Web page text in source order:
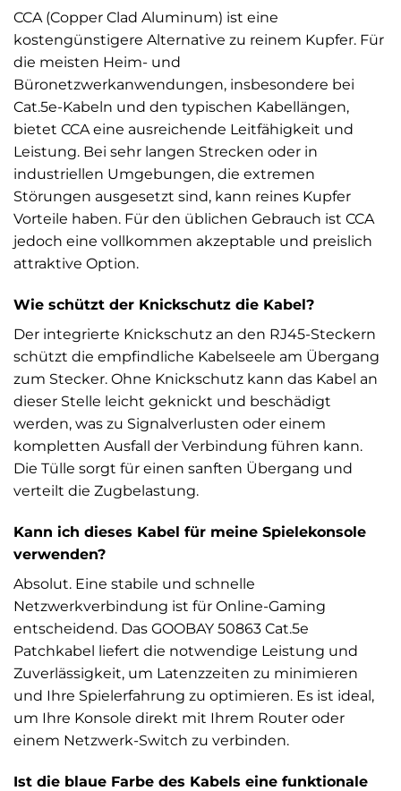
CCA (Copper Clad Aluminum) ist eine
kostengünstigere Alternative zu reinem Kupfer. Für
die meisten Heim- und
Büronetzwerkanwendungen, insbesondere bei
Cat.5e-Kabeln und den typischen Kabellängen,
bietet CCA eine ausreichende Leitfähigkeit und
Leistung. Bei sehr langen Strecken oder in
industriellen Umgebungen, die extremen
Störungen ausgesetzt sind, kann reines Kupfer
Vorteile haben. Für den üblichen Gebrauch ist CCA
jedoch eine vollkommen akzeptable und preislich
attraktive Option.
Wie schützt der Knickschutz die Kabel?
Der integrierte Knickschutz an den RJ45-Steckern
schützt die empfindliche Kabelseele am Übergang
zum Stecker. Ohne Knickschutz kann das Kabel an
dieser Stelle leicht geknickt und beschädigt
werden, was zu Signalverlusten oder einem
kompletten Ausfall der Verbindung führen kann.
Die Tülle sorgt für einen sanften Übergang und
verteilt die Zugbelastung.
Kann ich dieses Kabel für meine Spielekonsole
verwenden?
Absolut. Eine stabile und schnelle
Netzwerkverbindung ist für Online-Gaming
entscheidend. Das GOOBAY 50863 Cat.5e
Patchkabel liefert die notwendige Leistung und
Zuverlässigkeit, um Latenzzeiten zu minimieren
und Ihre Spielerfahrung zu optimieren. Es ist ideal,
um Ihre Konsole direkt mit Ihrem Router oder
einem Netzwerk-Switch zu verbinden.
Ist die blaue Farbe des Kabels eine funktionale